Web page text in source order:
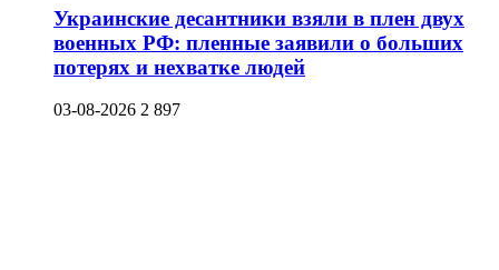
Украинские десантники взяли в плен двух
военных РФ: пленные заявили о больших
потерях и нехватке людей
03-08-2026 2 897